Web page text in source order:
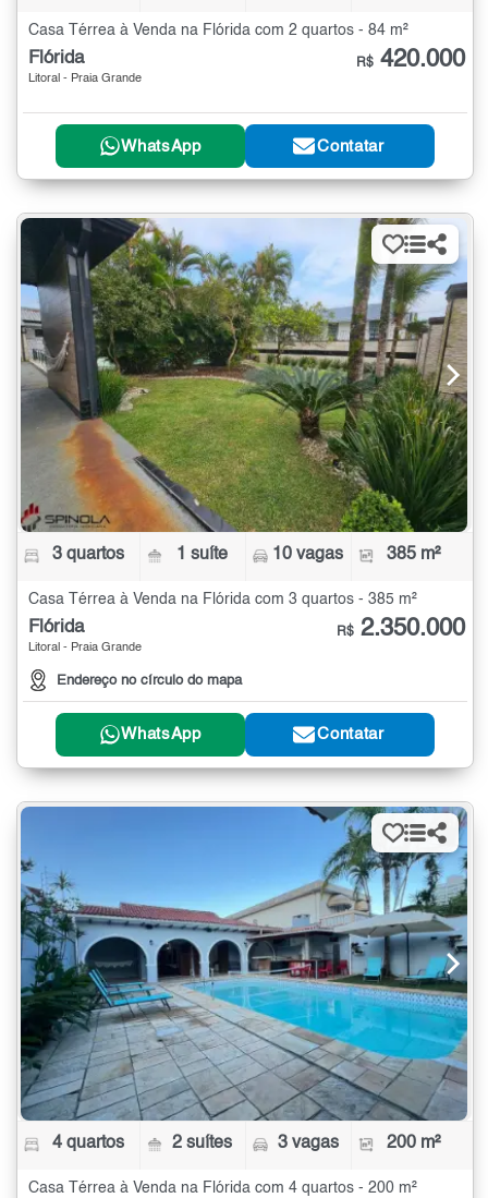
Casa Térrea à Venda na Flórida com 2 quartos - 84 m²
Flórida
Litoral - Praia Grande
R$ 420.000
WhatsApp Contatar
3 quartos 1 suíte 10 vagas 385 m²
Casa Térrea à Venda na Flórida com 3 quartos - 385 m²
Flórida
Litoral - Praia Grande
Endereço no círculo do mapa
R$ 2.350.000
WhatsApp Contatar
4 quartos 2 suítes 3 vagas 200 m²
Casa Térrea à Venda na Flórida com 4 quartos - 200 m²